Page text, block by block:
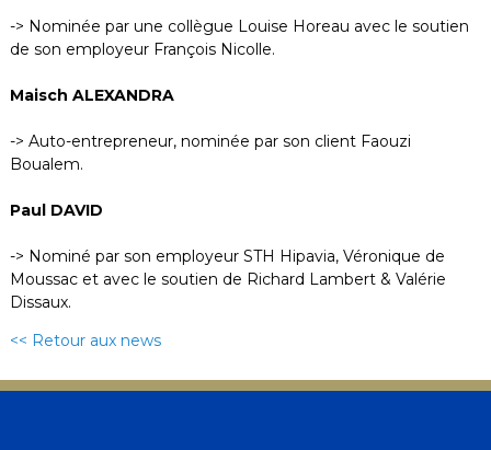
-> Nominée par une collègue Louise Horeau avec le soutien
de son employeur François Nicolle.
Maisch ALEXANDRA
-> Auto-entrepreneur, nominée par son client Faouzi
Boualem.
Paul DAVID
-> Nominé par son employeur STH Hipavia, Véronique de
Moussac et avec le soutien de Richard Lambert & Valérie
Dissaux.
<< Retour aux news